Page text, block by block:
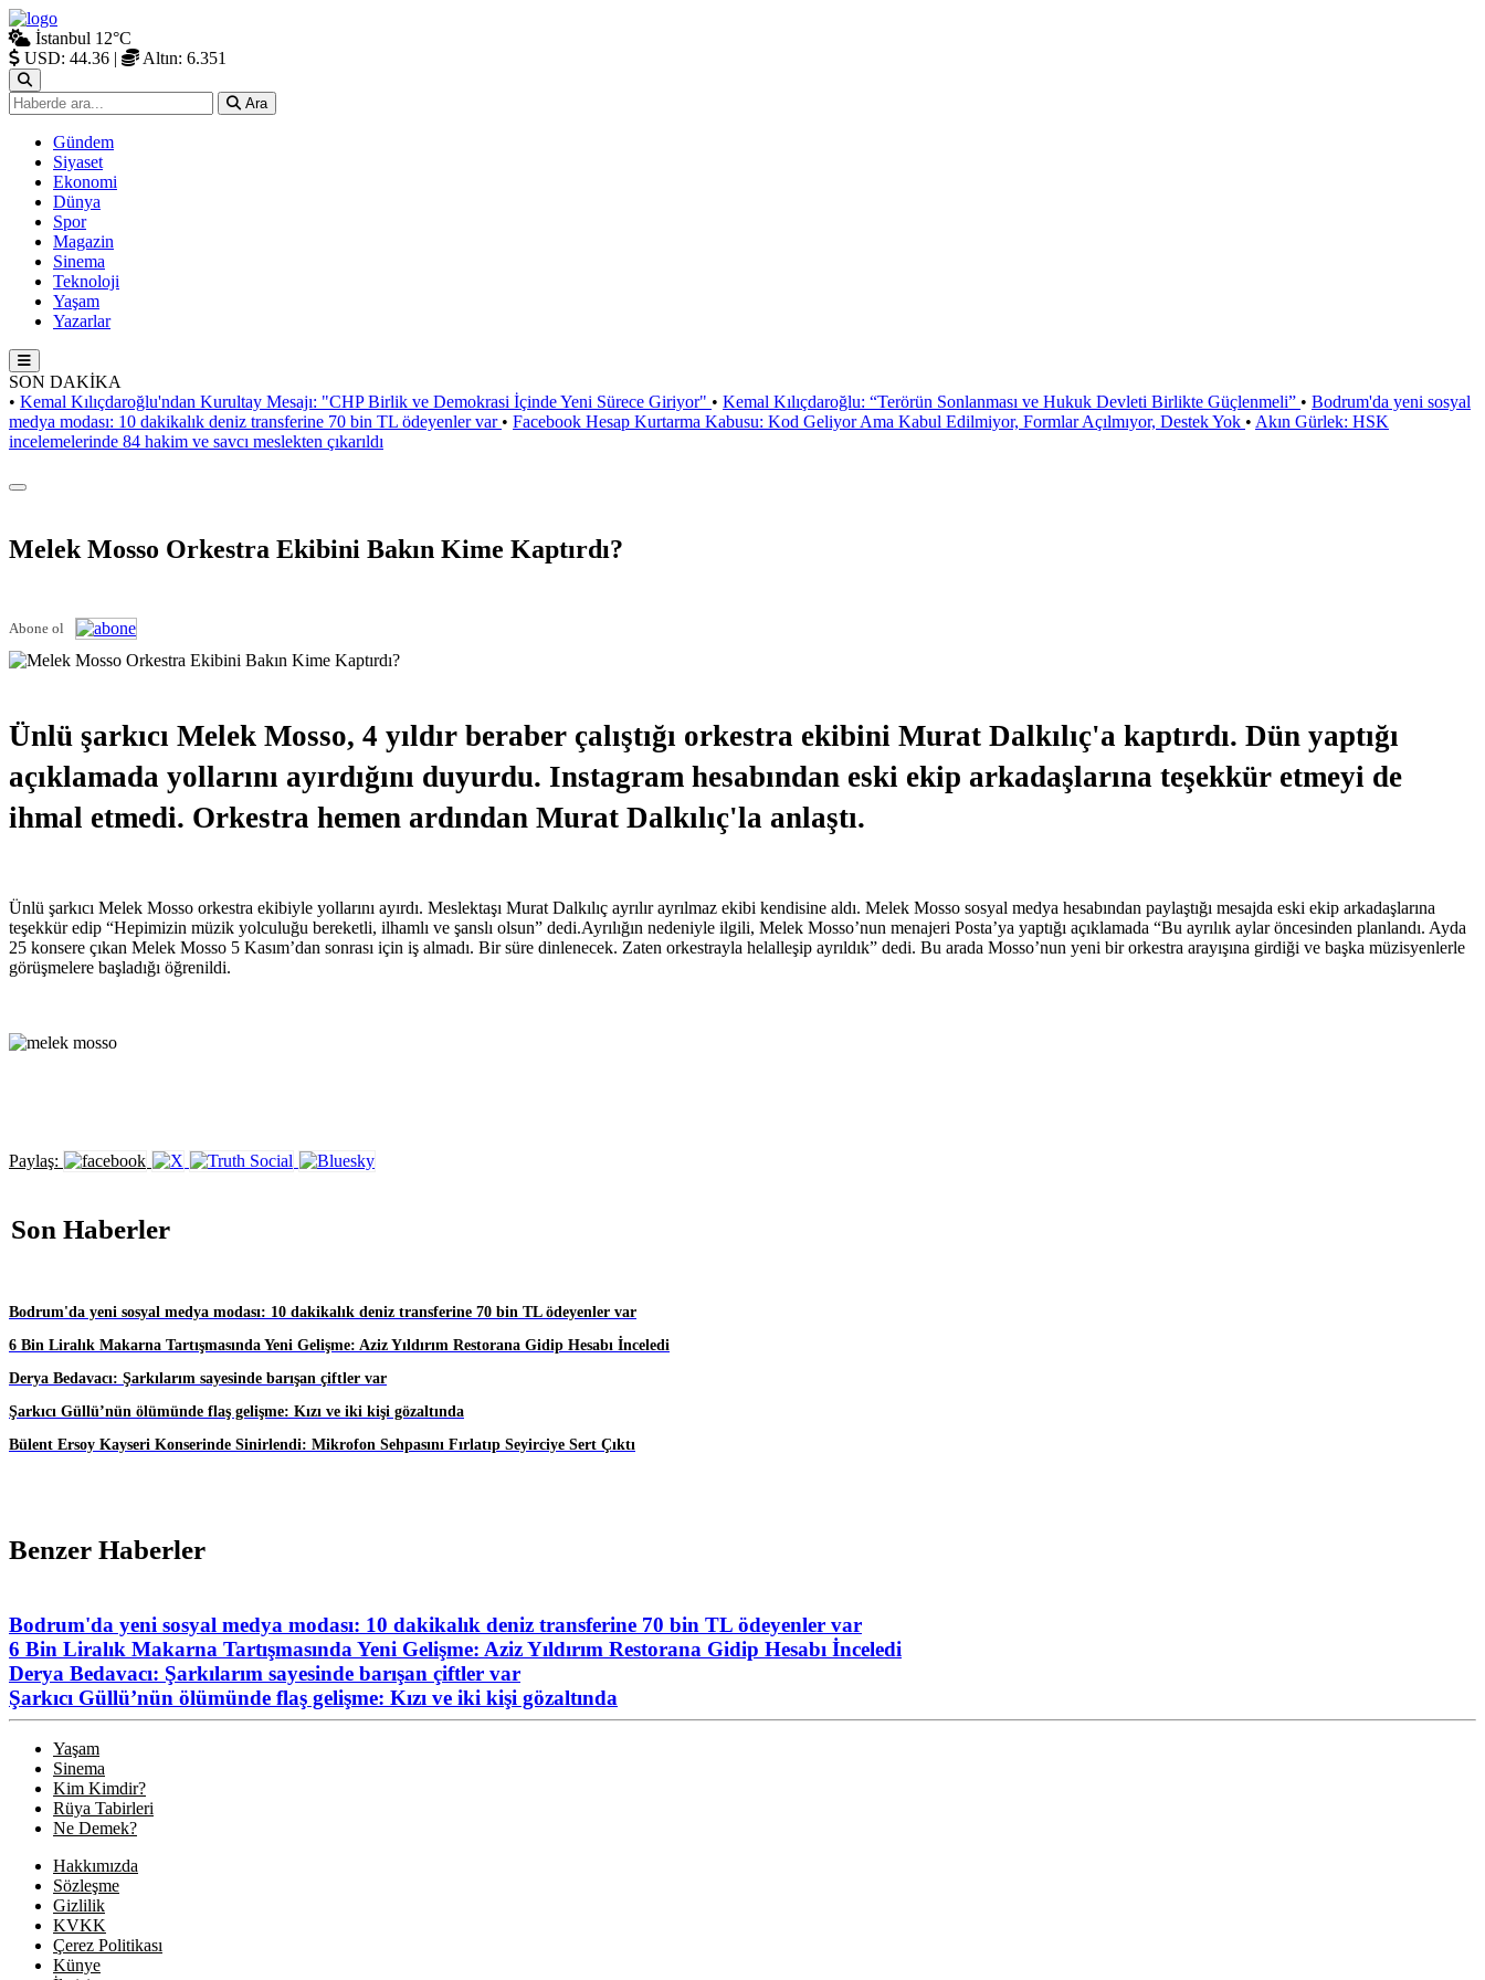
İstanbul 12°C
USD: 44.36 | Altın: 6.351
Ara
Gündem
Siyaset
Ekonomi
Dünya
Spor
Magazin
Sinema
Teknoloji
Yaşam
Yazarlar
SON DAKİKA
• Kemal Kılıçdaroğlu'ndan Kurultay Mesajı: "CHP Birlik ve Demokrasi İçinde Yeni Sürece Giriyor" • Kemal Kılıçdaroğlu: “Terörün Sonlanması ve Hukuk Devleti Birlikte Güçlenmeli” • Bodrum'da yeni sosyal
medya modası: 10 dakikalık deniz transferine 70 bin TL ödeyenler var • Facebook Hesap Kurtarma Kabusu: Kod Geliyor Ama Kabul Edilmiyor, Formlar Açılmıyor, Destek Yok • Akın Gürlek: HSK
incelemelerinde 84 hakim ve savcı meslekten çıkarıldı
Melek Mosso Orkestra Ekibini Bakın Kime Kaptırdı?
Abone ol
Ünlü şarkıcı Melek Mosso, 4 yıldır beraber çalıştığı orkestra ekibini Murat Dalkılıç'a kaptırdı. Dün yaptığı
açıklamada yollarını ayırdığını duyurdu. Instagram hesabından eski ekip arkadaşlarına teşekkür etmeyi de
ihmal etmedi. Orkestra hemen ardından Murat Dalkılıç'la anlaştı.
Ünlü şarkıcı Melek Mosso orkestra ekibiyle yollarını ayırdı. Meslektaşı Murat Dalkılıç ayrılır ayrılmaz ekibi kendisine aldı. Melek Mosso sosyal medya hesabından paylaştığı mesajda eski ekip arkadaşlarına
teşekkür edip “Hepimizin müzik yolculuğu bereketli, ilhamlı ve şanslı olsun” dedi.Ayrılığın nedeniyle ilgili, Melek Mosso’nun menajeri Posta’ya yaptığı açıklamada “Bu ayrılık aylar öncesinden planlandı. Ayda
25 konsere çıkan Melek Mosso 5 Kasım’dan sonrası için iş almadı. Bir süre dinlenecek. Zaten orkestrayla helalleşip ayrıldık” dedi. Bu arada Mosso’nun yeni bir orkestra arayışına girdiği ve başka müzisyenlerle
görüşmelere başladığı öğrenildi.
Paylaş:
Son Haberler
Bodrum'da yeni sosyal medya modası: 10 dakikalık deniz transferine 70 bin TL ödeyenler var
6 Bin Liralık Makarna Tartışmasında Yeni Gelişme: Aziz Yıldırım Restorana Gidip Hesabı İnceledi
Derya Bedavacı: Şarkılarım sayesinde barışan çiftler var
Şarkıcı Güllü’nün ölümünde flaş gelişme: Kızı ve iki kişi gözaltında
Bülent Ersoy Kayseri Konserinde Sinirlendi: Mikrofon Sehpasını Fırlatıp Seyirciye Sert Çıktı
Benzer Haberler
Bodrum'da yeni sosyal medya modası: 10 dakikalık deniz transferine 70 bin TL ödeyenler var
6 Bin Liralık Makarna Tartışmasında Yeni Gelişme: Aziz Yıldırım Restorana Gidip Hesabı İnceledi
Derya Bedavacı: Şarkılarım sayesinde barışan çiftler var
Şarkıcı Güllü’nün ölümünde flaş gelişme: Kızı ve iki kişi gözaltında
Yaşam
Sinema
Kim Kimdir?
Rüya Tabirleri
Ne Demek?
Hakkımızda
Sözleşme
Gizlilik
KVKK
Çerez Politikası
Künye